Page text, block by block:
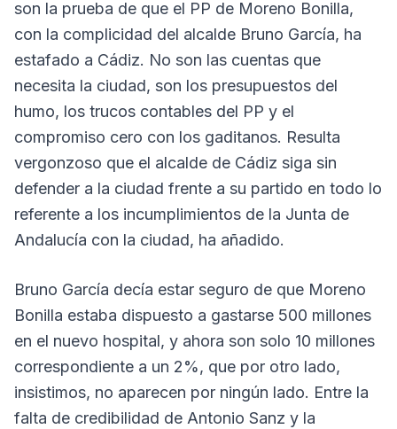
son la prueba de que el PP de Moreno Bonilla,
con la complicidad del alcalde Bruno García, ha
estafado a Cádiz. No son las cuentas que
necesita la ciudad, son los presupuestos del
humo, los trucos contables del PP y el
compromiso cero con los gaditanos. Resulta
vergonzoso que el alcalde de Cádiz siga sin
defender a la ciudad frente a su partido en todo lo
referente a los incumplimientos de la Junta de
Andalucía con la ciudad, ha añadido.
Bruno García decía estar seguro de que Moreno
Bonilla estaba dispuesto a gastarse 500 millones
en el nuevo hospital, y ahora son solo 10 millones
correspondiente a un 2%, que por otro lado,
insistimos, no aparecen por ningún lado. Entre la
falta de credibilidad de Antonio Sanz y la